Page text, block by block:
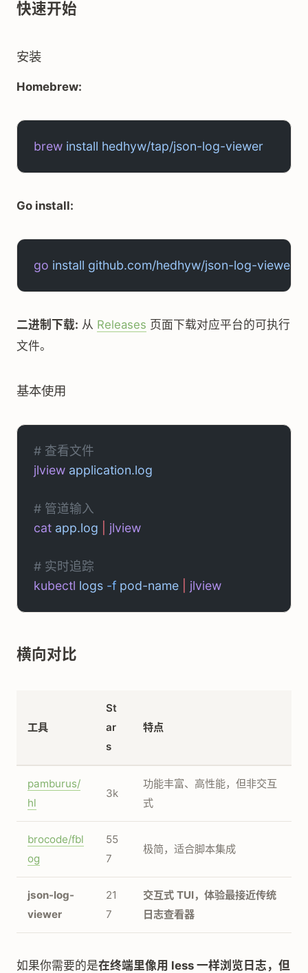
快速开始
安装
Homebrew:
brew install hedhyw/tap/json-log-viewer
Go install:
go install github.com/hedhyw/json-log-
二进制下载: 从 Releases 页面下载对应平台的可执行
文件。
基本使用
# 查看文件
jlview application.log
# 管道输入
cat app.log jlview
# 实时追踪
kubectl logs -f pod-name jlview
横向对比
工具
St
ar
s
特点
pamburus/
hl
3k
功能丰富、高性能，但非交互
式
brocode/fbl
og
55
7
极简，适合脚本集成
json-log-
viewer
21
7
交互式 TUI，体验最接近传统
日志查看器
如果你需要的是在终端里像用 less 一样浏览日志，但